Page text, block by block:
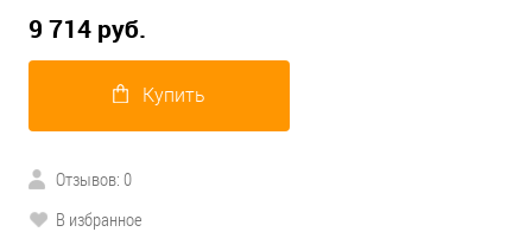
9 714 руб.
Купить
Отзывов: 0
В избранное